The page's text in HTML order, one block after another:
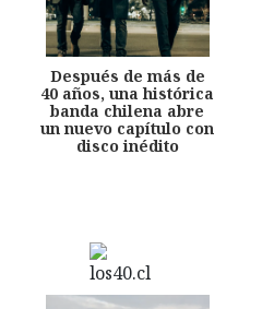
Después de más de
40 años, una histórica
banda chilena abre
un nuevo capítulo con
disco inédito